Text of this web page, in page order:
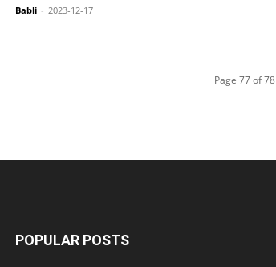
Babli - 2023-12-17
Page 77 of 78
POPULAR POSTS